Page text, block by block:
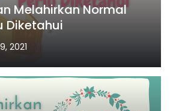
Melahirkan Normal
Diketahui
2021